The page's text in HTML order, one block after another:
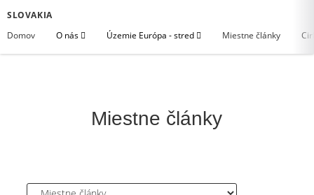
SLOVAKIA
Domov
O nás Územie Európa - stred Miestne články
Miestne články